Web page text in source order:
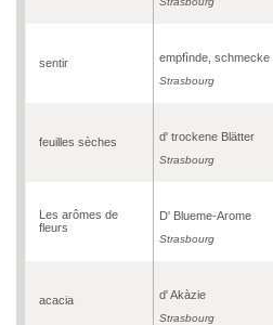
sentir empfìnde, schmecke
Strasbourg
feuilles sèches d' trockene Blätter
Strasbourg
Les arômes de
fleurs
D' Blueme-Arome
Strasbourg
acacia d' Akàzie
Strasbourg